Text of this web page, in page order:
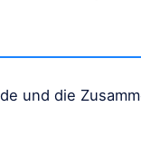
und die